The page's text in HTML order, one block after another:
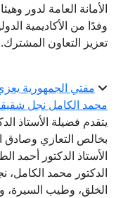
الأمانة العامة لدور
وفدًا من الأكاديمية
تعزيز التعاون المشترك.
مفتي الجمهورية
محمد الكامل نجل
يتقدم فضيلة الأستاذ
بخالص التعازي وصادق
الأستاذ الدكتور أحمد
الدكتور محمد الكامل،
الخلق، وطيب السيرة،